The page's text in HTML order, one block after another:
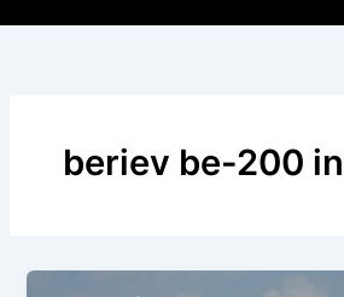
beriev be-200